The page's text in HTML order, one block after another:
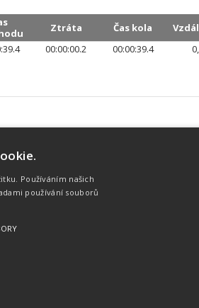
Ztráta Čas kola
00:00:00.2 00:00:39.4
zakázku. Lze online
Používáním našich
používání souborů